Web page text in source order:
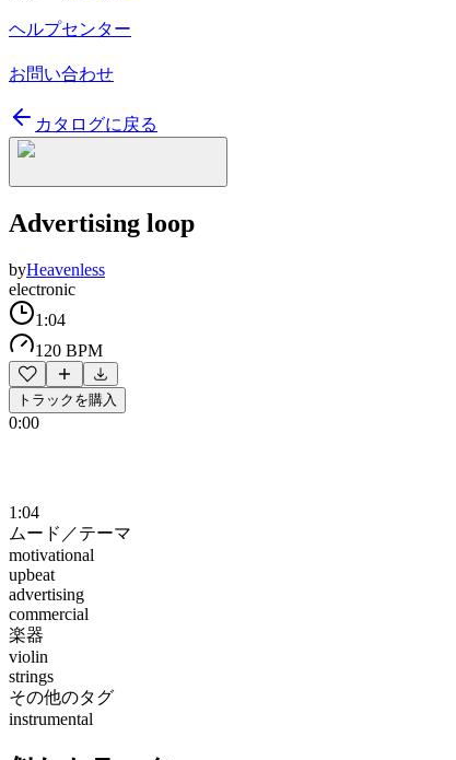
ヘルプセンター
お問い合わせ
カタログに戻る
Advertising loop
byHeavenless
electronic
1:04
120 BPM
トラックを購入
0:00
1:04
ムード／テーマ
motivational
upbeat
advertising
commercial
楽器
violin
strings
その他のタグ
instrumental